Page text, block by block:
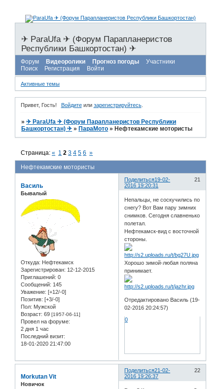
✈ ParaUfa ✈ (Форум Парапланеристов
Республики Башкортостан) ✈
Форум Видеоролики Прогноз погоды
Участники
Поиск
Регистрация Войти
Активные темы
Привет, Гость! Войдитеили зарегистрируйтесь.
»✈ ParaUfa ✈ (Форум Парапланеристов Республики
Башкортостан) ✈ » ПараМото » Нефтекамские мотористы
Нефтекамские мотористы
Страница:« 1 2 3 4 5 6 »
Поделиться 21
19-02-
2016 19:20:31
Василь
Бывалый
Откуда: Нефтекамск
Зарегистрирован: 12-12-2015
Приглашений: 0
Сообщений: 145
Уважение: [+12/-0]
Позитив: [+3/-0]
Пол: Мужской
Возраст: 69 [1957-06-11]
Провел на форуме:
2 дня 1 час
Последний визит:
18-01-2020 21:47:00
Непальцы, не соскучились по
снегу? Вот Вам пару зимних
снимков. Сегодня славненько
полетал.
Нефтекамск-вид с восточной
стороны.
Хорошо зимой-любая поляна
принимает.
Отредактировано Василь (19-
02-2016 20:24:57)
0
Поделиться 22
21-02-
2016 19:26:37
Morkutan Vit
Новичок